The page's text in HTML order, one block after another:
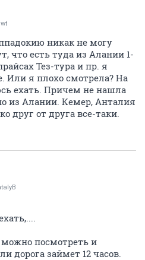
никак не могу
что есть туда из Алании 1-
Тез-тура и пр. я
Или я плохо смотрела? На
ехать. Причем не нашла
из Алании. Кемер, Анталия
друг от друга все-таки.
посмотреть и
дорога займет 12 часов.